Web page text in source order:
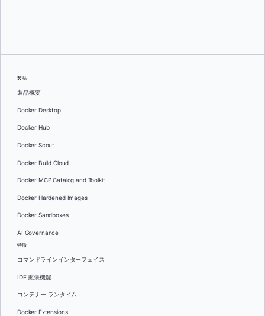
製品
製品概要
Docker Desktop
Docker Hub
Docker Scout
Docker Build Cloud
Docker MCP Catalog and Toolkit
Docker Hardened Images
Docker Sandboxes
AI Governance
特徴
コマンドラインインターフェイス
IDE 拡張機能
コンテナー ランタイム
Docker Extensions